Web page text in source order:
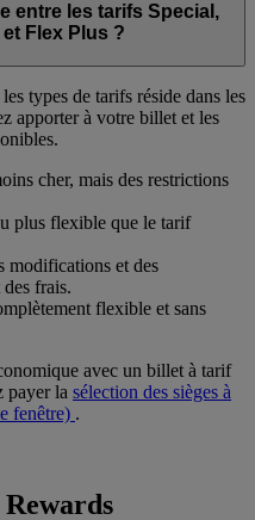
entre les tarifs Special,
Flex Plus ?
types de tarifs réside dans les
apporter à votre billet et les
cher, mais des restrictions
plus flexible que le tarif
modifications et des
frais.
flexible et sans
avec un billet à tarif
payer la sélection des sièges à
fenêtre) .
Rewards